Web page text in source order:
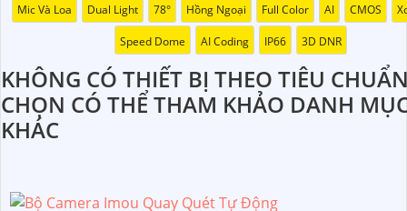
Mic Và Loa Dual Light 78° Hồng Ngoại Full Color AI CMOS
Speed Dome AI Coding IP66 3D DNR
KHÔNG CÓ THIẾT BỊ THEO TIÊU
CHỌN CÓ THỂ THAM KHẢO DANH
KHÁC